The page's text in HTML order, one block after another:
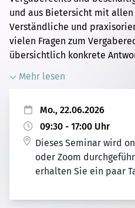
und aus Bietersicht mit allen
Verständliche und
vielen Fragen zum
übersichtlich konkrete
Mehr lesen
Mo., 22.06.2026
09:30 - 17:00 Uhr
Dieses Seminar wird
oder Zoom
erhalten Sie ein paar